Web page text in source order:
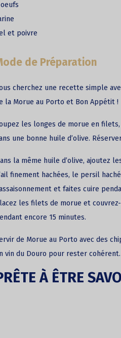
et poivre
de Préparation
cherchez une recette simple
la Morue au Porto et Bon Appétit !
les longes de morue en
une bonne huile d’olive.
la même huile d’olive, ajoutez
finement hachées, le persil
et faites cuire
les filets de morue et
encore 15 minutes.
de Morue au Porto avec des
vin du Douro pour rester
À ÊTRE